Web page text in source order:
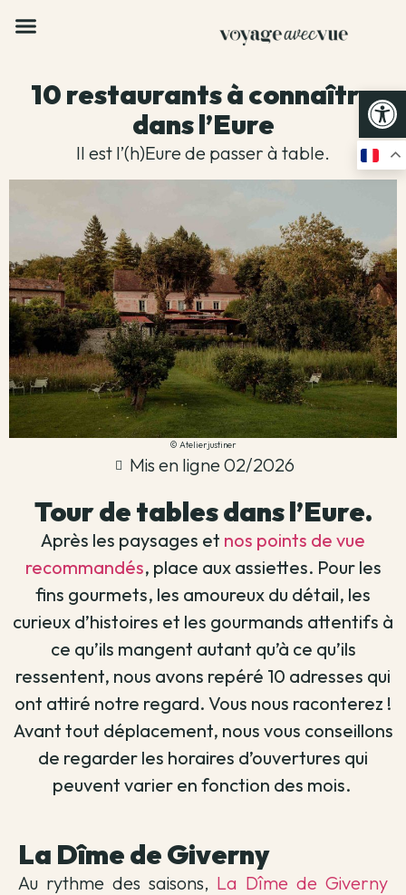
10 restaurants à connaître
dans l’Eure
Il est l’(h)Eure de passer à table.
© Atelierjustiner
Mis en ligne 02/2026
Tour de tables dans l’Eure.
Après les paysages et nos points de vue
recommandés, place aux assiettes. Pour les
fins gourmets, les amoureux du détail, les
curieux d’histoires et les gourmands attentifs à
ce qu’ils mangent autant qu’à ce qu’ils
ressentent, nous avons repéré 10 adresses qui
ont attiré notre regard. Vous nous raconterez !
Avant tout déplacement, nous vous conseillons
de regarder les horaires d’ouvertures qui
peuvent varier en fonction des mois.
La Dîme de Giverny
Au rythme des saisons, La Dîme de Giverny